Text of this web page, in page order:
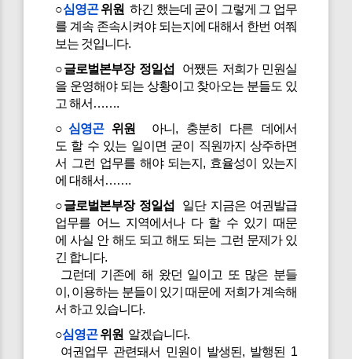
○심영곤위원 하긴 했는데 굳이 그렇게 그 업무
를 계속 존속시켜야 되는지에 대해서 한번 여쭤
보는 것입니다.
○글로벌본부장 정일섭 어쨌든 저희가 민원실
을 운영해야 되는 상황이고 찾아오는 분들도 있
고 해서…….
○ 심영곤위원
아니, 충분히 다른 데에서
도 할 수 있는 일이면 굳이 직원까지 상주하면
서 그런 업무를 해야 되는지, 효율성이 있는지
에 대해서…….
○글로벌본부장 정일섭 일단 지금은 여권발급
업무를 어느 지역에서나 다 할 수 있기 때문
에 사실 안 해도 되고 해도 되는 그런 문제가 있
긴 합니다.
그런데 기존에 해 왔던 일이고 또 많은 분들
이, 이용하는 분들이 있기 때문에 저희가 계속해
서 하고 있습니다.
○심영곤위원 알겠습니다.
여권업무 관련돼서 민원이 발생된, 발행된 1